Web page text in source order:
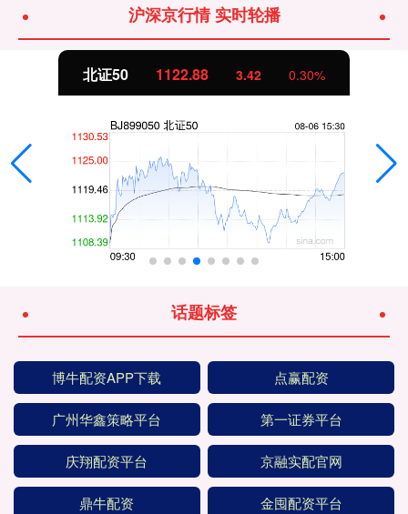
沪深京行情 实时轮播
北证50 1122.88 3.42 0.30%
话题标签
博牛配资APP下载 点赢配资
广州华鑫策略平台 第一证券平台
庆翔配资平台 京融实配官网
鼎牛配资 金囤配资平台